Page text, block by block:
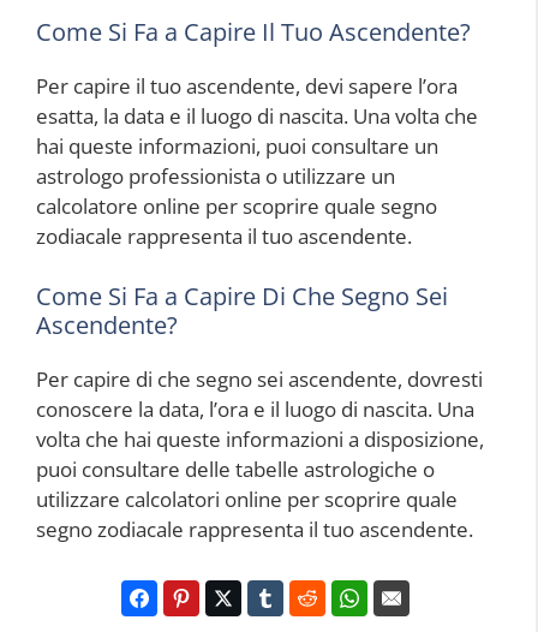
Come Si Fa a Capire Il Tuo Ascendente?
Per capire il tuo ascendente, devi sapere l’ora
esatta, la data e il luogo di nascita. Una volta che
hai queste informazioni, puoi consultare un
astrologo professionista o utilizzare un
calcolatore online per scoprire quale segno
zodiacale rappresenta il tuo ascendente.
Come Si Fa a Capire Di Che Segno Sei
Ascendente?
Per capire di che segno sei ascendente, dovresti
conoscere la data, l’ora e il luogo di nascita. Una
volta che hai queste informazioni a disposizione,
puoi consultare delle tabelle astrologiche o
utilizzare calcolatori online per scoprire quale
segno zodiacale rappresenta il tuo ascendente.